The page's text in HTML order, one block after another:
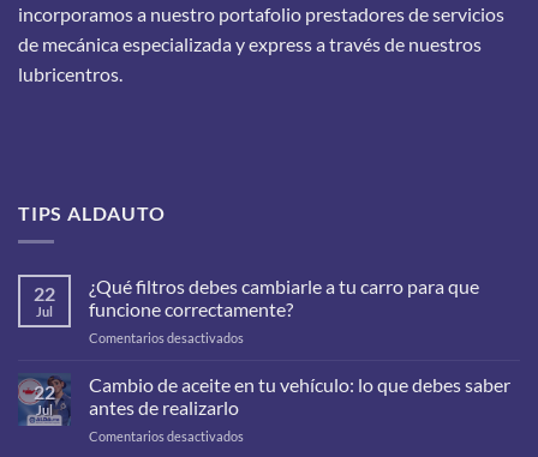
incorporamos a nuestro portafolio prestadores de servicios
de mecánica especializada y express a través de nuestros
lubricentros.
TIPS ALDAUTO
22
Jul
¿Qué filtros debes cambiarle a tu carro para que
funcione correctamente?
Comentarios desactivados
filtros
a
22
Jul
Cambio de aceite en tu vehículo: lo que debes saber
antes de realizarlo
Comentarios desactivados